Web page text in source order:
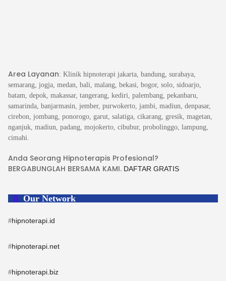
Area Layanan: Klinik hipnoterapi jakarta, bandung, surabaya,
semarang, jogja, medan, bali, malang, bekasi, bogor, solo, sidoarjo,
batam, depok, makassar, tangerang, kediri, palembang, pekanbaru,
samarinda, banjarmasin, jember, purwokerto, jambi, madiun, denpasar,
cirebon, jombang, ponorogo, garut, salatiga, cikarang, gresik, magetan,
nganjuk, madiun, padang, mojokerto, cibubur, probolinggo, lampung,
cimahi.
Anda Seorang Hipnoterapis Profesional?
BERGABUNGLAH BERSAMA KAMI. DAFTAR GRATIS
Our Network
#hipnoterapi.id
#hipnoterapi.net
#hipnoterapi.biz